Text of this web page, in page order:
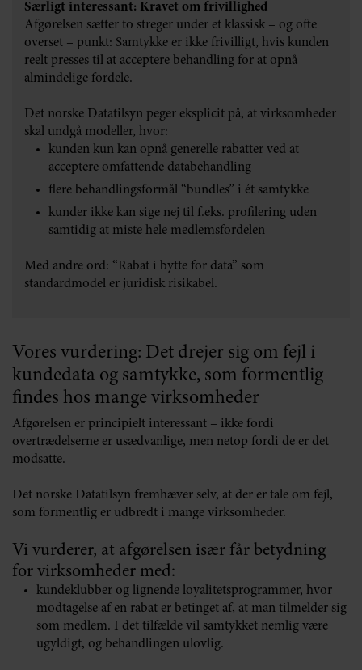
For at et samtykke kan bruges som et gyldigt
behandlingsgrundlag, skal en række betingelser være
opfyldt. Samtykket skal være:
pres eller tvang. Den registrerede skal have et reelt valg
og må ikke lide en negativ konsekvens ved at sige nej.
Specifikt. Det vil sige, at samtykket skal være konkret
og afgrænset til ét eller flere klart definerede formål.
formål.
Informeret. Den registrerede skal forud for afgivelse af
samtykke have relevante informationer om bl.a.
En utvetydig viljestilkendegivelse.Samtykket skal
gives som en aktiv handling. Det vil sige, at en
stiltiende accept, forudafkrydsede felter eller passivitet
ikke er tilstrækkeligt.
Særligt interessant: Kravet om frivillighed
Afgørelsen sætter to streger under et klassisk – og ofte
overset – punkt: Samtykke er ikke frivilligt, hvis kunden
reelt presses til at acceptere behandling for at opnå
almindelige fordele.
Det norske Datatilsyn peger eksplicit på, at virksomheder
skal undgå modeller, hvor:
kunden kun kan opnå generelle rabatter ved at
acceptere omfattende databehandling
flere behandlingsformål “bundles” i ét samtykke
kunder ikke kan sige nej til f.eks. profilering uden
samtidig at miste hele medlemsfordelen
Med andre ord: “Rabat i bytte for data” som
standardmodel er juridisk risikabel.
Vores vurdering: Det drejer sig om fejl i
kundedata og samtykke, som formentlig
findes hos mange virksomheder
Afgørelsen er principielt interessant – ikke fordi
overtrædelserne er usædvanlige, men netop fordi de er det
modsatte.
Det norske Datatilsyn fremhæver selv, at der er tale om fejl,
som formentlig er udbredt i mange virksomheder.
Vi vurderer, at afgørelsen især får betydning
for virksomheder med:
kundeklubber og lignende loyalitetsprogrammer, hvor
modtagelse af en rabat er betinget af, at man tilmelder sig
som medlem. I det tilfælde vil samtykket nemlig være
ugyldigt, og behandlingen ulovlig.